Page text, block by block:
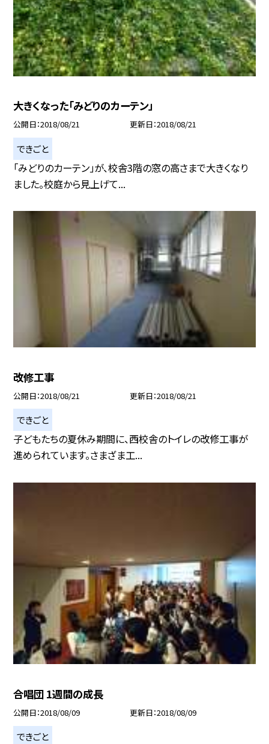
大きくなった「みどりのカーテン」
公開日 2018/08/21 更新日 2018/08/21
できごと
「みどりのカーテン」が、校舎3階の窓の高さまで大きくなり
ました。校庭から見上げて...
改修工事
公開日 2018/08/21 更新日 2018/08/21
できごと
子どもたちの夏休み期間に、西校舎のトイレの改修工事が
進められています。さまざま工...
合唱団 1週間の成長
公開日 2018/08/09 更新日 2018/08/09
できごと